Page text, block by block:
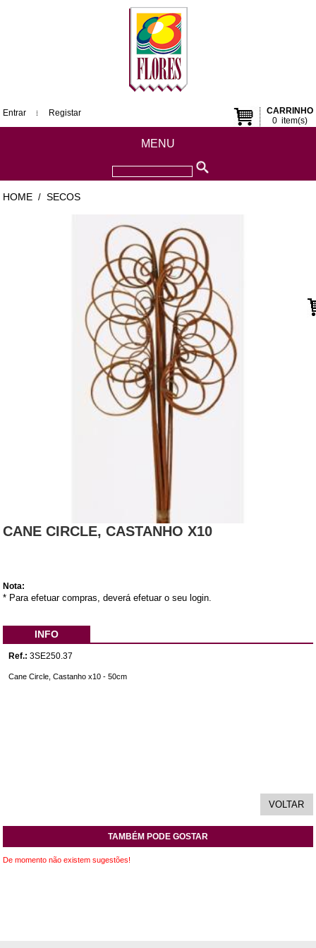
CARRINHO
0item(s)
Entrar Registar
MENU
HOME / SECOS
CANE CIRCLE, CASTANHO X10
Nota:
* Para efetuar compras, deverá efetuar o seu login.
INFO
Ref.: 3SE250.37
Cane Circle, Castanho x10 - 50cm
TAMBÉM PODE GOSTAR
De momento não existem sugestões!